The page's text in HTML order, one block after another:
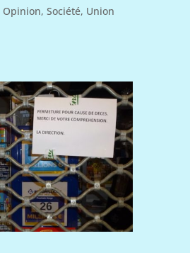
Opinion, Société, Union